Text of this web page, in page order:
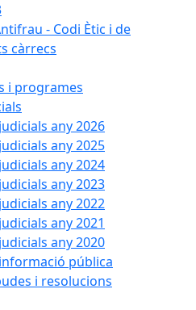
- Codi Ètic i de
càrrecs
i programes
any 2026
any 2025
any 2024
any 2023
any 2022
any 2021
any 2020
pública
i resolucions